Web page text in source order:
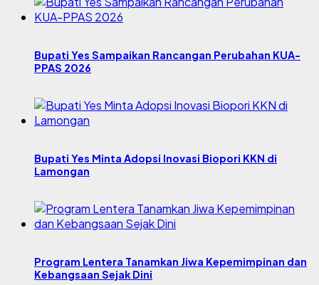
Bupati Yes Sampaikan Rancangan Perubahan KUA-
PPAS 2026
Bupati Yes Minta Adopsi Inovasi Biopori KKN di
Lamongan
Program Lentera Tanamkan Jiwa Kepemimpinan dan
Kebangsaan Sejak Dini